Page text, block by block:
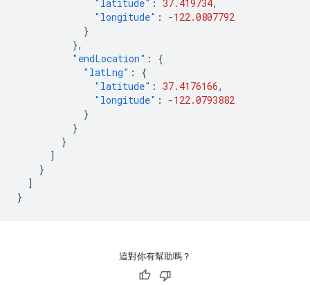
"latitude" : 37.419734,
"longitude" :
-122.0807792
}
},
"endLocation" :
{
"latLng" :
{
"latitude" : 37.4176166,
"longitude" :
-122.0793882
}
}
}
]
}
]
}
這對你有幫助嗎？